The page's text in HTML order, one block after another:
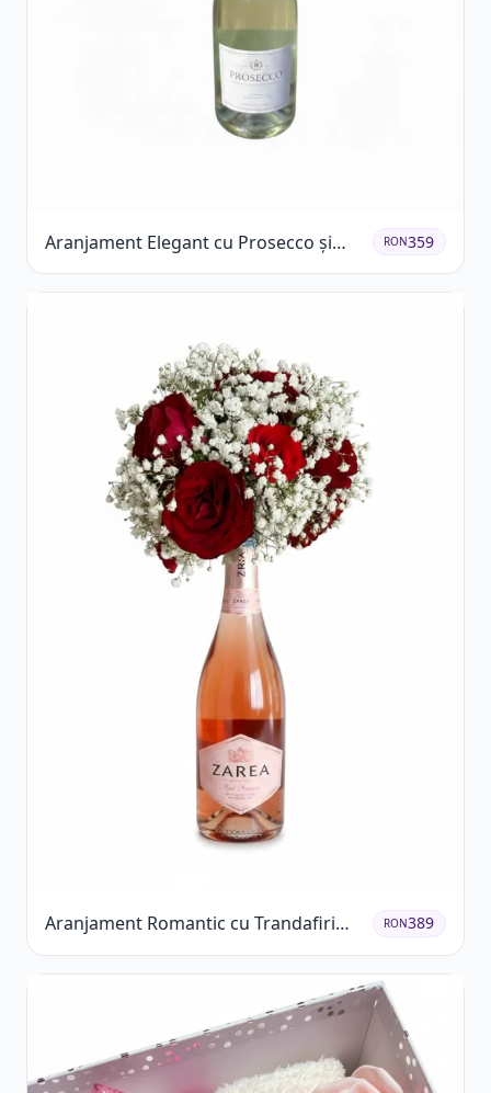
Aranjament Elegant cu Prosecco și
Flori Galbene.
RON359
Aranjament Romantic cu Trandafiri
Roșii și Șampanie rose
RON389